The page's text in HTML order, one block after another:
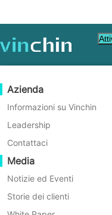
Download Supporto
Protezione dei Dati
Backup & Recovery
Replicazione in tempo reale
Protezione Continua dei
Copia fuori sede
Archiviazione
Orchestrazione dei Lavori
Virtuale
VMware
Hyper-V
Proxmox
XCP-ng
oVirt
H3C CAS/UIS
Risorse di supporto
Base di conoscenza
Video su come fare
Centro di assistenza
Eventi in diretta
Webinars
Demo dal vivo
Guida all'acquisto
Impara come acquistare
Politica di licenza
Domande frequenti
Contatto
Richiedi un preventivo
Diventa un Partner
Programma Partner
Diventa un Partner
Trova un partner
Trova un partner locale
Già un partner
Accesso Portale Partner
Azienda
Informazioni su Vinchin
Leadership
Contattaci
Media
Notizie ed Eventi
Storie dei clienti
Home Vinchin
Come
macchina
Vinchin
imparare a
Proxmox con
4 passaggi.